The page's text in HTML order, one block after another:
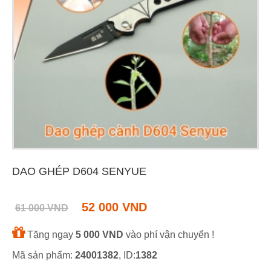
DAO GHÉP D604 SENYUE
61 000 VND 52 000 VND
Tặng ngay 5 000 VND vào phí vận chuyển !
Mã sản phẩm: 24001382, ID:1382